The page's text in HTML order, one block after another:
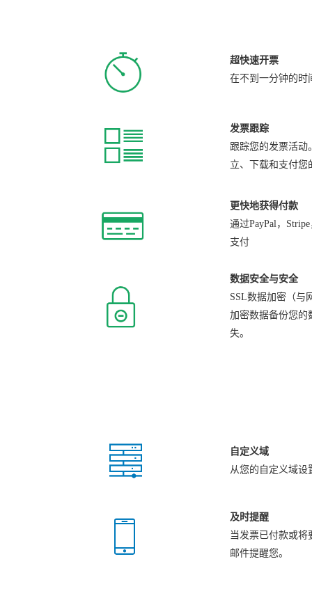
超快速开票
在不到一分钟的时
发票跟踪
跟踪您的发票活动
立、下载和支付您
更快地获得付款
通过PayPal，
支付
数据安全与安全
SSL数据加密（与
加密数据备份您的
失。
自定义域
从您的自定义域设
及时提醒
当发票已付款或将
邮件提醒您。